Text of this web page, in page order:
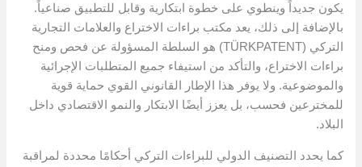
يكون جديداً وينطوي على خطوة ابتكارية وقابل للتطبيق صناعياً.
بالإضافة إلى ذلك، يعد مكتب براءات الاختراع والعلامات التجارية
التركي (TÜRKPATENT) هو السلطة المسؤولة عن فحص ومنح
براءات الاختراع، والتأكد من استيفاء جميع المتطلبات الإجرائية
والموضوعية. ولا يوفر هذا الإطار القانوني القوي حماية قوية
للمخترعين فحسب، بل يعزز أيضًا الابتكار والنمو الاقتصادي داخل
البلاد.
كما يحدد التصنيف الدولي للبراءات التركي أحكامًا محددة لمراقبة